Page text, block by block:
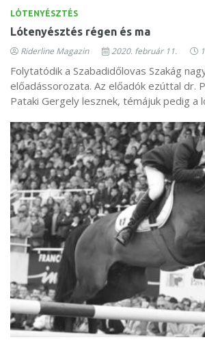
LÓTENYÉSZTÉS
Lótenyésztés régen és ma
Riderline Magazin 2020. február 11.
Folytatódik a Szabadidőlovas Szakág
előadássorozata. Az előadók ezúttal dr.
Pataki Gergely lesznek, témájuk pedig a